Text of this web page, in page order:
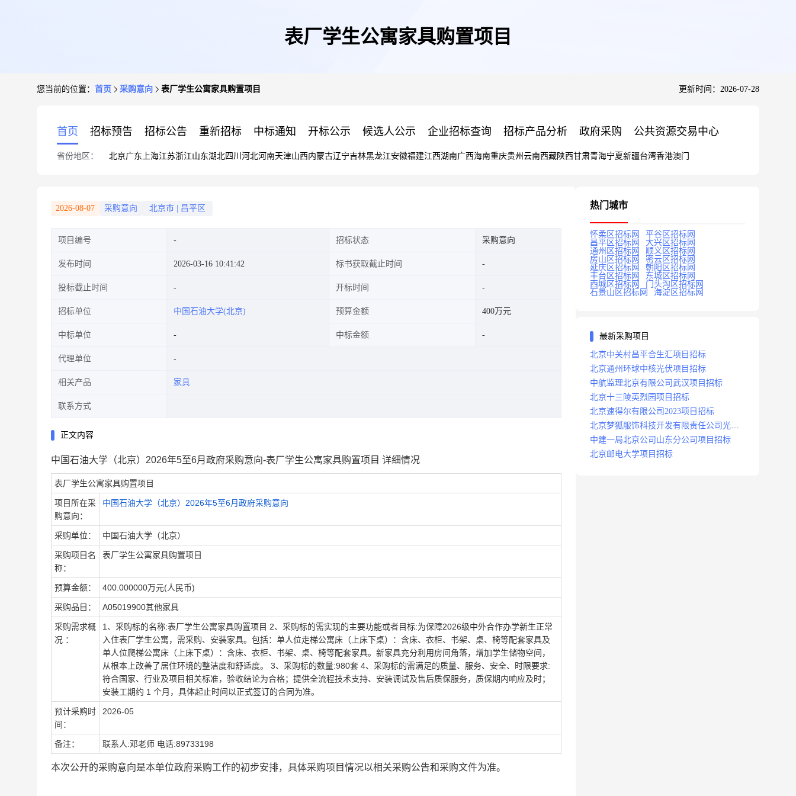
表厂学生公寓家具购置项目
您当前的位置： 首页 采购意向 表厂学生公寓家具购置项目 更新时间：2026-07-28
首页 招标预告 招标公告 重新招标 中标通知 开标公示 候选人公示 企业招标查询 招标产品分析 政府采购 公共资源交易中心
省份地区： 北京广东 上海江苏浙江山东湖北四川 河北河南天津山西内蒙古辽宁吉林黑龙江安徽福建江西湖南广西海南重庆贵州 云南西藏陕西甘肃青海宁夏新疆台湾香港澳门
2026-08-07 采购意向 北京市 昌平区
项目编号 招标状态 采购意向
发布时间 2026-03-16 10:41:42 标书获取截止时间
投标截止时间 开标时间
招标单位 中国石油大学(北京) 预算金额 400万元
中标单位 中标金额
代理单位
相关产品 家具
联系方式
正文内容
中国石油大学（北京）2026年5至6月政府采购意向-表厂学生公寓家具购置项目 详细情况
表厂学生公寓家具购置项目
项目所在采
购意向：
中国石油大学（北京）2026年5至6月政府采购意向
采购单位： 中国石油大学（北京）
采购项目名
称：
表厂学生公寓家具购置项目
预算金额： 400.000000万元(人民币)
采购品目： A05019900其他家具
采购需求概
况 ：
1、采购标的名称:表厂学生公寓家具购置项目 2、采购标的需实现的主要功能或者目标:为保障2026级中外合作办学新生正常
入住表厂学生公寓，需采购、安装家具。包括：单人位走梯公寓床（上床下桌）：含床、衣柜、书架、桌、椅等配套家具及
单人位爬梯公寓床（上床下桌）：含床、衣柜、书架、桌、椅等配套家具。新家具充分利用房间角落，增加学生储物空间，
从根本上改善了居住环境的整洁度和舒适度。 3、采购标的数量:980套 4、采购标的需满足的质量、服务、安全、时限要求:
符合国家、行业及项目相关标准，验收结论为合格；提供全流程技术支持、安装调试及售后质保服务，质保期内响应及时；
安装工期约 1 个月，具体起止时间以正式签订的合同为准。
预计采购时
间：
2026-05
备注： 联系人:邓老师 电话:89733198
本次公开的采购意向是本单位政府采购工作的初步安排，具体采购项目情况以相关采购公告和采购文件为准。
热门城市
怀柔区招标网
平谷区招标网
昌平区招标网
大兴区招标网
通州区招标网
顺义区招标网
房山区招标网
密云区招标网
延庆区招标网
朝阳区招标网
丰台区招标网
东城区招标网
西城区招标网
门头沟区招标网
石景山区招标网
海淀区招标网
最新采购项目
北京中关村昌平合生汇项目招标
北京通州环球中核光伏项目招标
中航监理北京有限公司武汉项目招标
北京十三陵英烈园项目招标
北京速得尔有限公司2023项目招标
北京梦狐服饰科技开发有限责任公司光绿
能项目招标公告
中建一局北京公司山东分公司项目招标
北京邮电大学项目招标